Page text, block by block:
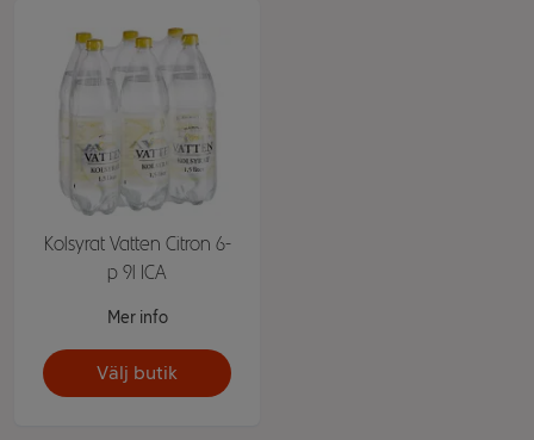
Kolsyrat Vatten Citron 6-
p 9l ICA
Mer info
Välj butik